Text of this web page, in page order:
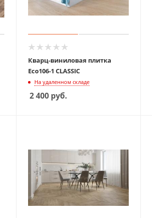
Кварц-виниловая плитка
Eco106-1 CLASSIC
На удаленном складе
2 400 руб.